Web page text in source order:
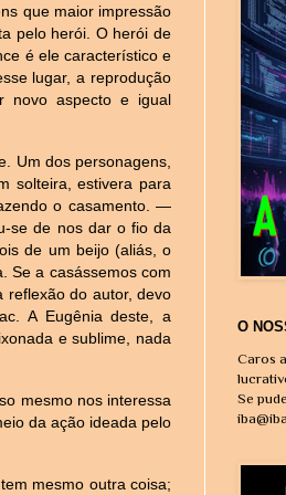
que maior impressão
pelo herói. O herói de
é ele característico e
lugar, a reprodução
novo aspecto e igual
Um dos personagens,
solteira, estivera para
o casamento. —
se de nos dar o fio da
de um beijo (aliás, o
Se a casássemos com
do autor, devo
A Eugênia deste, a
e sublime, nada
mesmo nos interessa
da ação ideada pelo
mesmo outra coisa;
O
Caros
Se